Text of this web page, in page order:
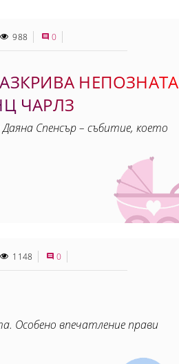
988 0
НЕПОЗНАТА
ЧАРЛЗ
Спенсър – събитие, което
1148 0
Особено впечатление прави